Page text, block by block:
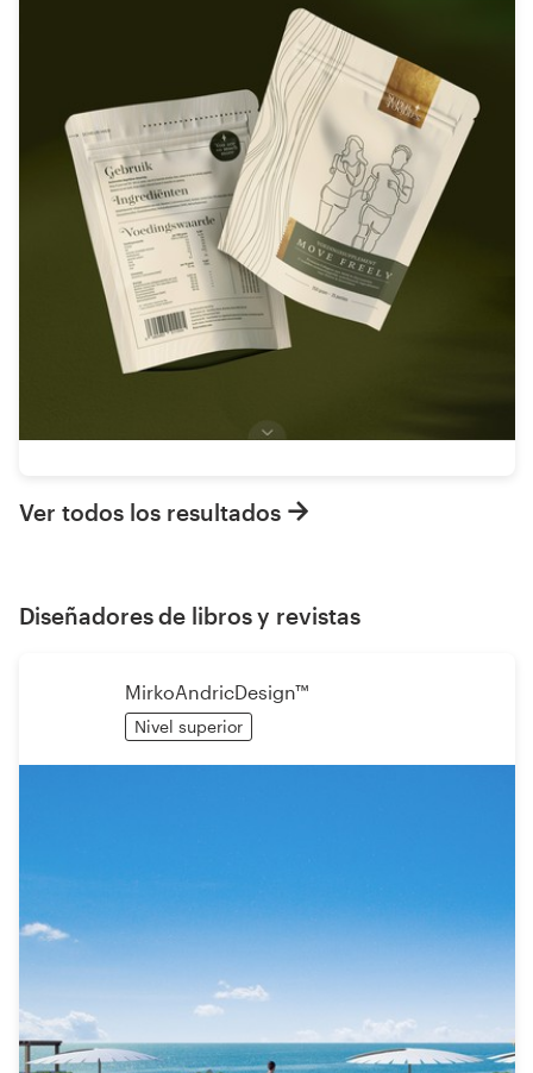
Ver todos los resultados
Diseñadores de libros y revistas
MirkoAndricDesign™
Nivel superior